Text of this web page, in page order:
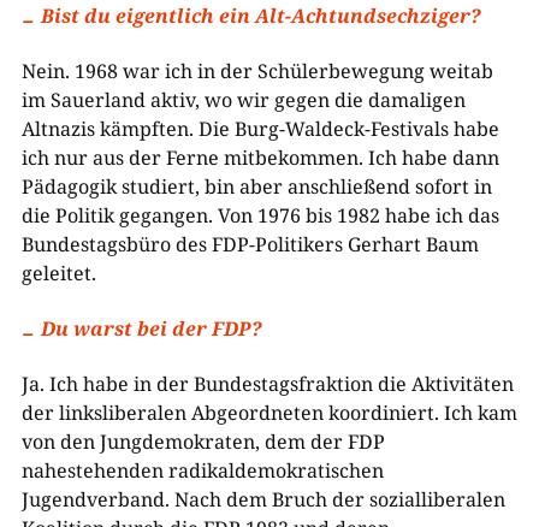
Bist du eigentlich ein Alt-Achtundsechziger?
Nein. 1968 war ich in der Schülerbewegung weitab
im Sauerland aktiv, wo wir gegen die damaligen
Altnazis kämpften. Die Burg-Waldeck-Festivals habe
ich nur aus der Ferne mitbekommen. Ich habe dann
Pädagogik studiert, bin aber anschließend sofort in
die Politik gegangen. Von 1976 bis 1982 habe ich das
Bundestagsbüro des FDP-Politikers Gerhart Baum
geleitet.
Du warst bei der FDP?
Ja. Ich habe in der Bundestagsfraktion die Aktivitäten
der linksliberalen Abgeordneten koordiniert. Ich kam
von den Jungdemokraten, dem der FDP
nahestehenden radikaldemokratischen
Jugendverband. Nach dem Bruch der sozialliberalen